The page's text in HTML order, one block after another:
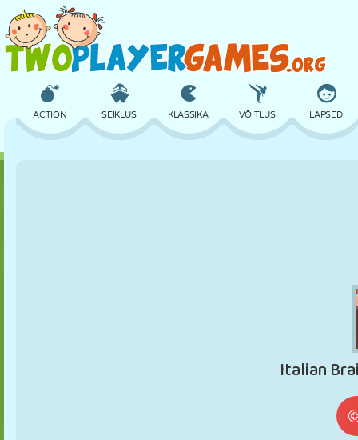
ACTION SEIKLUS KLASSIKA VÕITLUS LAPSED
ROBOT